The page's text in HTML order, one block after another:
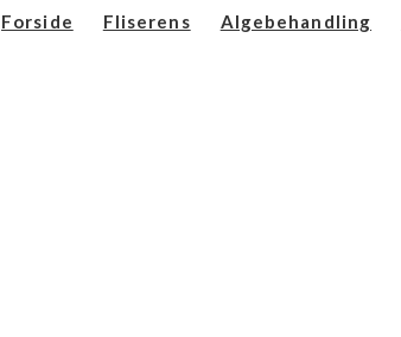
Forside Fliserens Algebehandling